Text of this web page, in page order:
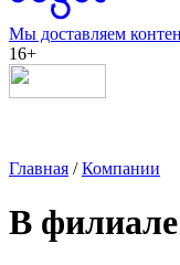
Мы доставляем
16+
Главная /Компании
В